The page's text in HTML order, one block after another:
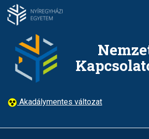
Ugrás
Akadálymentes változat